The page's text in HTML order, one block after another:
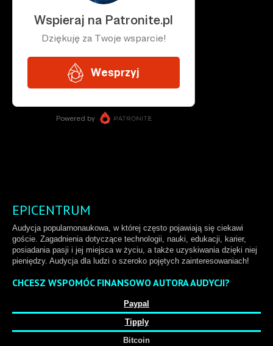
EPICENTRUM
Audycja popularnonaukowa, w której często pojawiają się ciekawi
goście. Zagadnienia dotyczące technologii, nauki, edukacji, karier,
posiadania pasji i jej miejsca w życiu, a także uzyskiwania dzięki niej
pieniędzy. Audycja dla ludzi o szeroko pojętych zainteresowaniach!
CHCESZ WSPOMÓC FINANSOWO AUTORA AUDYCJI?
Paypal
Tipply
Bitcoin